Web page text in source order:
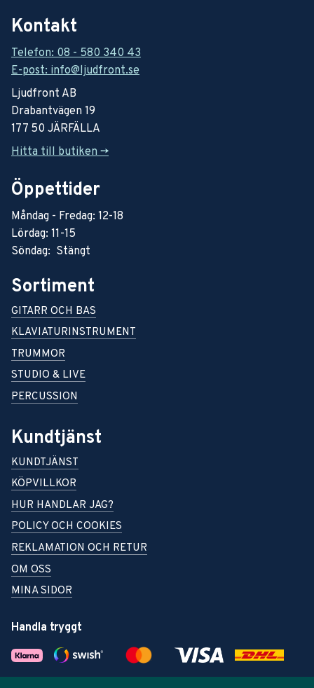
Kontakt
Telefon: 08 - 580 340 43
E-post: info@ljudfront.se
Ljudfront AB
Drabantvägen 19
177 50 JÄRFÄLLA
Hitta till butiken ->
Öppettider
Måndag - Fredag: 12-18
Lördag: 11-15
Söndag: Stängt
Sortiment
GITARR OCH BAS
KLAVIATURINSTRUMENT
TRUMMOR
STUDIO & LIVE
PERCUSSION
Kundtjänst
KUNDTJÄNST
KÖPVILLKOR
HUR HANDLAR JAG?
POLICY OCH COOKIES
REKLAMATION OCH RETUR
OM OSS
MINA SIDOR
Handla tryggt